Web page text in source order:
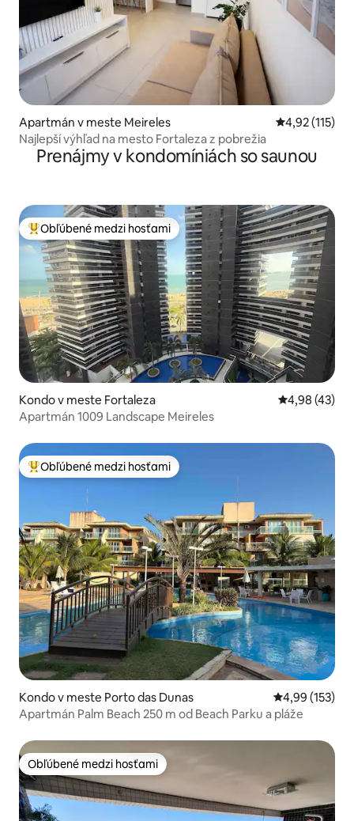
Apartmán v meste Meireles Priemerné
4,92 (115)
Najlepší výhľad na mesto Fortaleza z pobrežia
Prenájmy v kondomíniách so saunou
Najobľúbenejšie medzi hosťami
Obľúbené medzi hosťami
Kondo v meste Fortaleza Priemerné
4,98 (43)
Apartmán 1009 Landscape Meireles
Najobľúbenejšie medzi hosťami
Obľúbené medzi hosťami
Kondo v meste Porto das Dunas Priemerné
4,99 (153)
Apartmán Palm Beach 250 m od Beach Parku a pláže
Obľúbené medzi hosťami
Obľúbené medzi hosťami